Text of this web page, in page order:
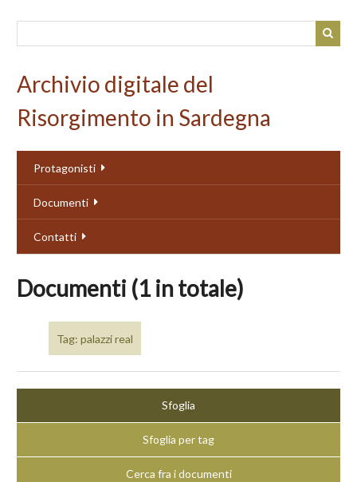
Archivio digitale del
Risorgimento in Sardegna
Protagonisti
Documenti
Contatti
Documenti (1 in totale)
Tag: palazzi real
Sfoglia
Sfoglia per tag
Cerca fra i documenti